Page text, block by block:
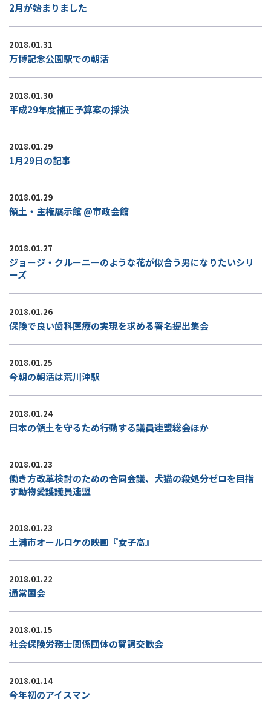
2月が始まりました
2018.01.31
万博記念公園駅での朝活
2018.01.30
平成29年度補正予算案の採決
2018.01.29
1月29日の記事
2018.01.29
領土・主権展示館 @市政会館
2018.01.27
ジョージ・クルーニーのような花が似合う男になりたいシリ
ーズ
2018.01.26
保険で良い歯科医療の実現を求める署名提出集会
2018.01.25
今朝の朝活は荒川沖駅
2018.01.24
日本の領土を守るため行動する議員連盟総会ほか
2018.01.23
働き方改革検討のための合同会議、犬猫の殺処分ゼロを目指
す動物愛護議員連盟
2018.01.23
土浦市オールロケの映画『女子高』
2018.01.22
通常国会
2018.01.15
社会保険労務士関係団体の賀詞交歓会
2018.01.14
今年初のアイスマン